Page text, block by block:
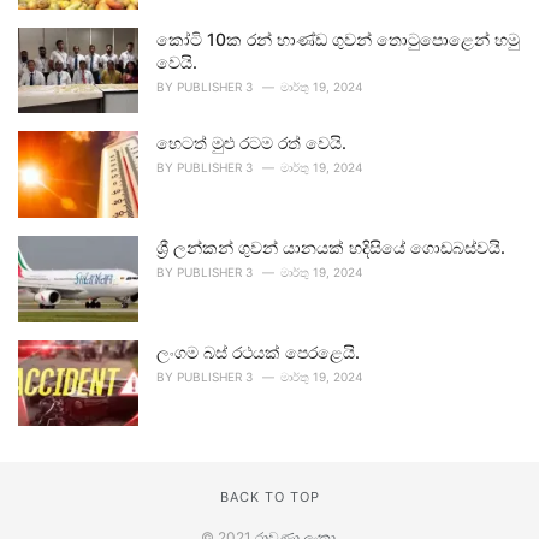
කෝටි 10ක රන් භාණ්ඩ ගුවන් තොටුපොළෙන් හමු
වෙයි.
BY PUBLISHER 3 මාර්තු 19, 2024
හෙටත් මුළු රටම රත් වෙයි.
BY PUBLISHER 3 මාර්තු 19, 2024
ශ්‍රී ලන්කන් ගුවන් යානයක් හදිසියේ ගොඩබස්වයි.
BY PUBLISHER 3 මාර්තු 19, 2024
ලංගම බස් රථයක් පෙරළෙයි.
BY PUBLISHER 3 මාර්තු 19, 2024
BACK TO TOP